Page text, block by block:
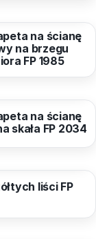
zł
na ścianę
na brzegu
FP 1985
liści FP
zł
na ścianę
skała FP 2034
zł